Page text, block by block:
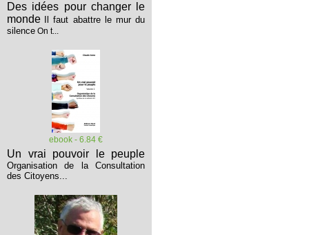
Des idées pour changer le
monde
Il faut abattre le mur du
silence On t...
ebook - 6.84 €
Un vrai pouvoir le peuple
Organisation de la Consultation
des Citoyens...